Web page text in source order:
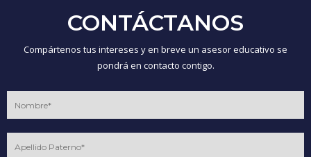
CONTÁCTANOS
Compártenos tus intereses y en breve un asesor educativo se
pondrá en contacto contigo.